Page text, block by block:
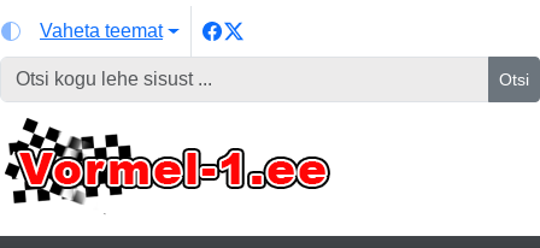
Vaheta teemat
Otsi